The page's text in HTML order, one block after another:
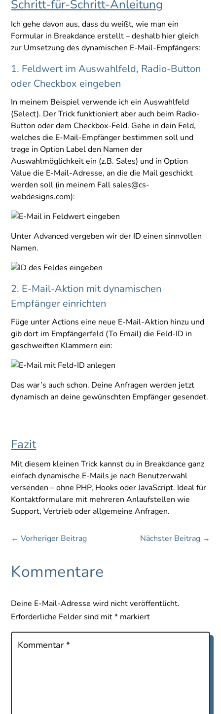
Schritt-für-Schritt-Anleitung
Ich gehe davon aus, dass du weißt, wie man ein
Formular in Breakdance erstellt – deshalb hier gleich
zur Umsetzung des dynamischen E-Mail-Empfängers:
1. Feldwert im Auswahlfeld, Radio-Button
oder Checkbox eingeben
In meinem Beispiel verwende ich ein Auswahlfeld
(Select). Der Trick funktioniert aber auch beim Radio-
Button oder dem Checkbox-Feld. Gehe in dein Feld,
welches die E-Mail-Empfänger bestimmen soll und
trage in Option Label den Namen der
Auswahlmöglichkeit ein (z.B. Sales) und in Option
Value die E-Mail-Adresse, an die die Mail geschickt
werden soll (in meinem Fall sales@cs-
webdesigns.com):
Unter Advanced vergeben wir der ID einen sinnvollen
Namen.
2. E-Mail-Aktion mit dynamischen
Empfänger einrichten
Füge unter Actions eine neue E-Mail-Aktion hinzu und
gib dort im Empfängerfeld (To Email) die Feld-ID in
geschweiften Klammern ein:
Das war’s auch schon. Deine Anfragen werden jetzt
dynamisch an deine gewünschten Empfänger gesendet.
Fazit
Mit diesem kleinen Trick kannst du in Breakdance ganz
einfach dynamische E-Mails je nach Benutzerwahl
versenden – ohne PHP, Hooks oder JavaScript. Ideal für
Kontaktformulare mit mehreren Anlaufstellen wie
Support, Vertrieb oder allgemeine Anfragen.
←Vorheriger Beitrag Nächster Beitrag→
Kommentare
Deine E-Mail-Adresse wird nicht veröffentlicht.
Erforderliche Felder sind mit* markiert